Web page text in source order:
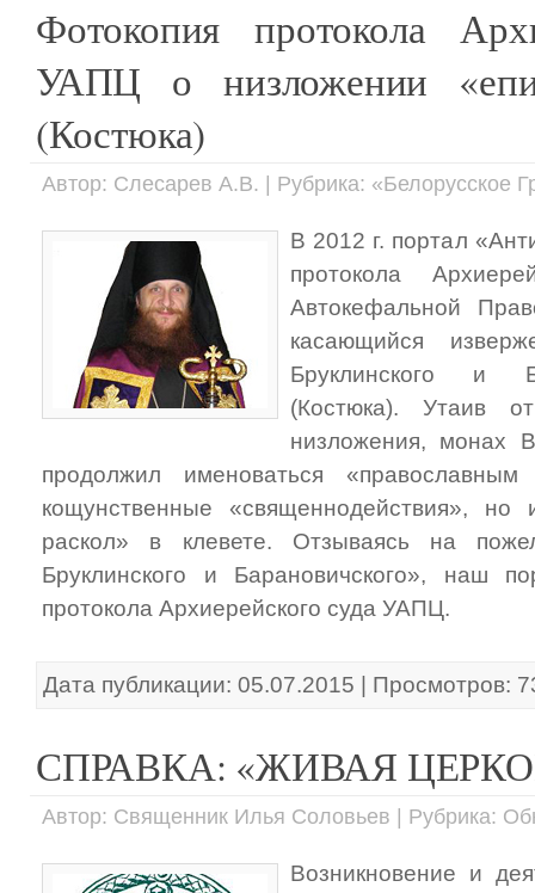
Фотокопия протокола
УАПЦ о низложении
(Костюка)
Автор: Слесарев А.В. | Рубрика: «Белорусское
В 2012 г. портал
протокола
Автокефальной
касающийся
Бруклинского и
(Костюка). Утаив
низложения, монах
продолжил именоваться
кощунственные «священнодействия»,
раскол» в клевете. Отзываясь на
Бруклинского и Барановичского», наш
протокола Архиерейского суда УАПЦ.
Дата публикации: 05.07.2015 | Просмотров:
СПРАВКА: «ЖИВАЯ
Автор: Священник Илья Соловьев | Рубрика:
Возникновение и